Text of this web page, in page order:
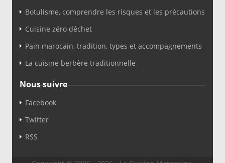
Botulisme, comprendre les risques et les précautions
Cuisine zéro déchet
Pain marocain, tradition, types et accompagnements
La cuisine berbère traditionnelle
Nous suivre
Facebook
Twitter
RSS